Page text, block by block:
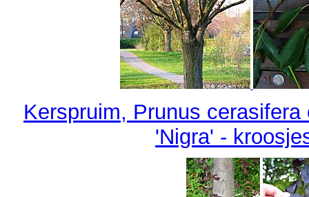
Kerspruim, Prunus
'Nigra' -